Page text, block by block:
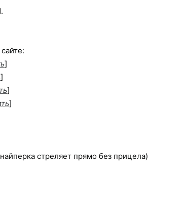
]
]
]
]
стреляет прямо без прицела)